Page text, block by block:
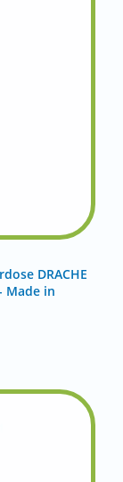
DRACHE
Made in